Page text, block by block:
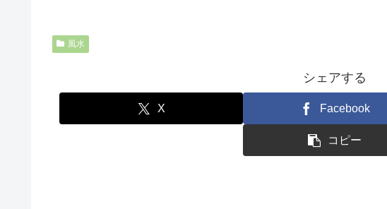
風水
シェアする
X Facebook
コピー